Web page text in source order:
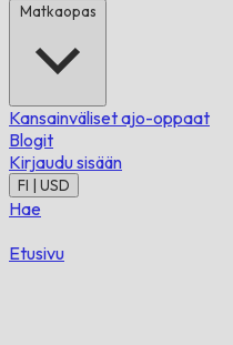
Matkaopas
Kansainväliset ajo-oppaat
Blogit
Kirjaudu sisään
FI | USD
Hae
Etusivu